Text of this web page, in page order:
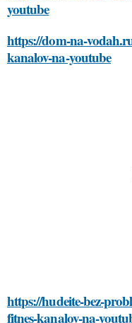
youtube
https://dom-na-
kanalov-na-youtube
https://hudeite-bez-
fitnes-kanalov-na-